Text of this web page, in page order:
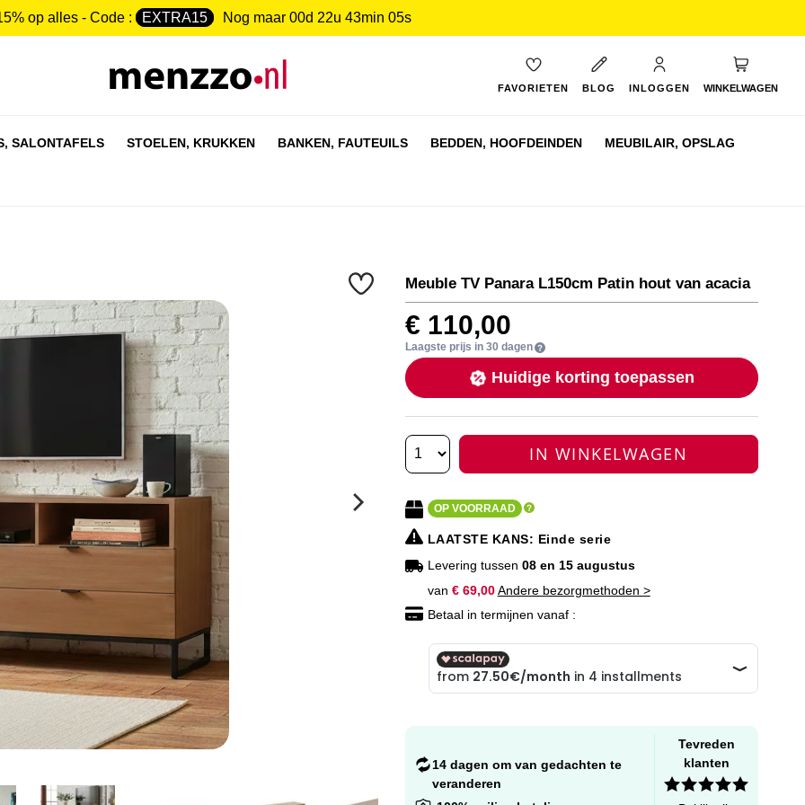
op alles - Code : EXTRA15 Nog maar 00d 22u 43min 04s
FAVORIETEN BLOG INLOGGEN WINKELWAGEN
SALONTAFELS STOELEN, KRUKKEN BANKEN, FAUTEUILS BEDDEN, HOOFDEINDEN MEUBILAIR, OPSLAG
Meuble TV Panara L150cm Patin hout van acacia
€ 110,00
Laagste prijs in 30 dagen
Huidige korting toepassen
IN WINKELWAGEN
OP VOORRAAD
LAATSTE KANS: Einde serie
Levering tussen 08 en 15 augustus
van € 69,00 Andere bezorgmethoden >
Betaal in termijnen vanaf :
14 dagen om van gedachten te
veranderen
Tevreden
klanten